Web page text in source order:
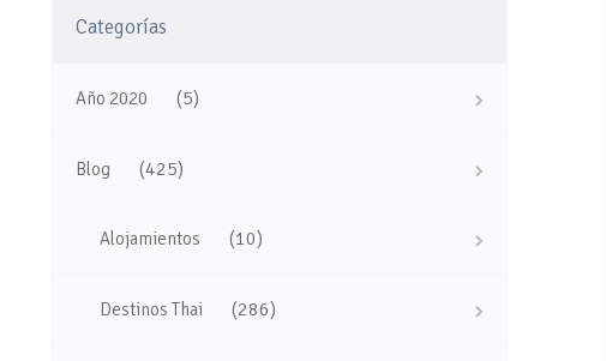
Categorías
Año 2020 (5)
Blog (425)
Alojamientos (10)
Destinos Thai (286)